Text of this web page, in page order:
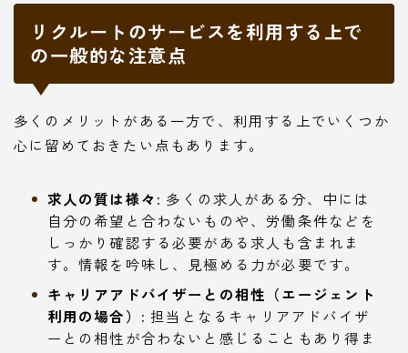
リクルートのサービスを利用する上で
の一般的な注意点
多くのメリットがある一方で、利用する上でいくつか
心に留めておきたい点もあります。
求人の質は様々: 多くの求人がある分、中には
自分の希望と合わないものや、労働条件などを
しっかり確認する必要がある求人も含まれま
す。情報を吟味し、見極める力が必要です。
キャリアアドバイザーとの相性（エージェント
利用の場合）: 担当となるキャリアアドバイザ
ーとの相性が合わないと感じることもあり得ま